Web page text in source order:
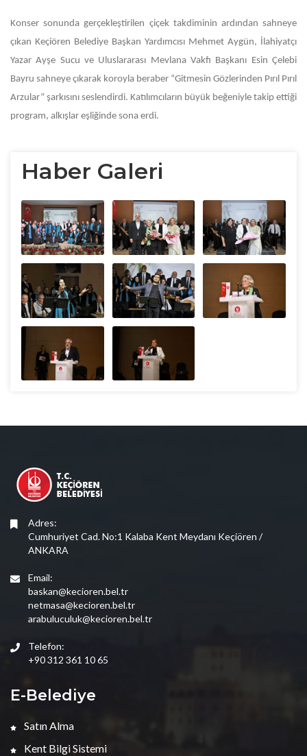
Konser sonunda gerçekleştirilen çiçek takdiminin ardından sahneye
çıkan Keçiören Belediye Başkan Yardımcısı Mehmet Aygün, İlahiyatçı
Yazar Ayşe Sucu ve Uluslararası Mevlana Vakfı Başkanı Esin Çelebi
Bayru sahneye çıkarak koroyla beraber “Gitmesin Gözlerinden Pırıl Pırıl
Arzular” şarkısını seslendirdi. Katılımcıların büyük beğeniyle takip ettiği
program, alkışlar eşliğinde sona erdi.
Haber Galeri
Adres:
Cumhuriyet Cad. No:1 Kalaba Kent Meydanı Keçiören /
ANKARA
Email:
baskan@kecioren.bel.tr
netmasa@kecioren.bel.tr
arabuluculuk@kecioren.bel.tr
Telefon:
+90 312 361 10 65
E-Belediye
Satın Alma
Kent Bilgi Sistemi